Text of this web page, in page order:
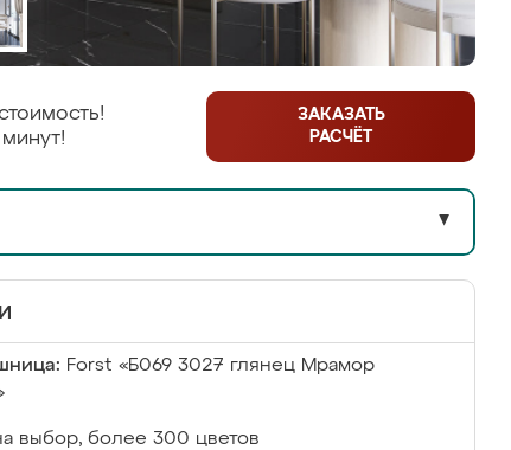
ЗАКАЗАТЬ
РАСЧЁТ
▼
Forst «Б069 3027 глянец Мрамор
выбор, более 300 цветов